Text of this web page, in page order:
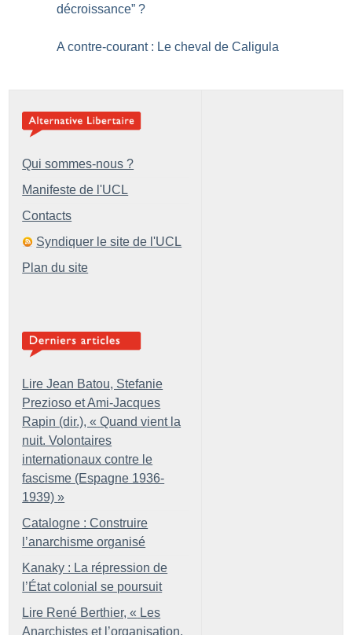
décroissance” ?
A contre-courant : Le cheval de Caligula
Qui sommes-nous ?
Manifeste de l'UCL
Contacts
Syndiquer le site de l'UCL
Plan du site
Lire Jean Batou, Stefanie
Prezioso et Ami-Jacques
Rapin (dir.), « Quand vient la
nuit. Volontaires
internationaux contre le
fascisme (Espagne 1936-
1939) »
Catalogne : Construire
l’anarchisme organisé
Kanaky : La répression de
l’État colonial se poursuit
Lire René Berthier, « Les
Anarchistes et l’organisation.